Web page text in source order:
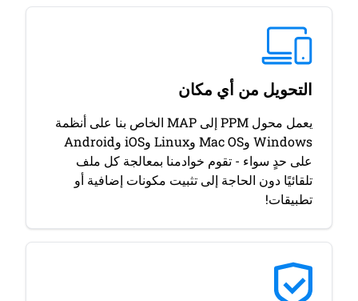
التحويل من أي مكان
يعمل محول PPM إلى MAP الخاص بنا على أنظمة
Windows وMac OS وLinux وiOS وAndroid
على حدٍ سواء - تقوم خوادمنا بمعالجة كل ملف
تلقائيًا دون الحاجة إلى تثبيت مكونات إضافية أو
تطبيقات!